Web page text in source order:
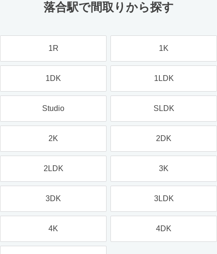
落合駅で間取りから探す
1R 1K
1DK 1LDK
Studio SLDK
2K 2DK
2LDK 3K
3DK 3LDK
4K 4DK